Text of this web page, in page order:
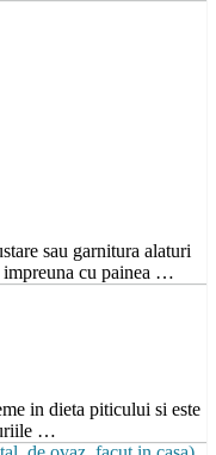
sau garnitura alaturi
impreuna cu painea …
in dieta piticului si este
…